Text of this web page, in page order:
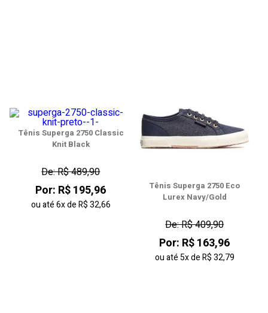
Tênis Superga 2750 Classic
Knit Black
De: R$ 489,90
Por: R$ 195,96
ou até6xdeR$ 32,66
Tênis Superga 2750 Eco
Lurex Navy/Gold
De: R$ 409,90
Por: R$ 163,96
ou até5xdeR$ 32,79